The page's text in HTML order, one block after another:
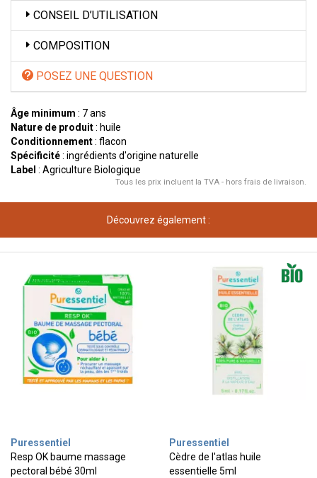
CONSEIL D’UTILISATION
COMPOSITION
POSEZ UNE QUESTION
Âge minimum : 7 ans
Nature de produit: huile
Conditionnement: flacon
Spécificité: ingrédients d'origine naturelle
Label : Agriculture Biologique
Tous les prix incluent la TVA - hors frais de livraison.
Découvrez également :
Puressentiel
Resp OK baume massage
pectoral bébé 30ml
Puressentiel
Cèdre de l'atlas huile
essentielle 5ml